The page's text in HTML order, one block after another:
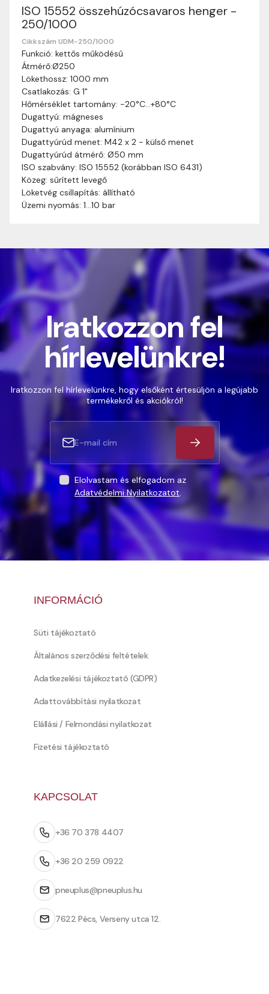
ISO 15552 összehúzócsavaros henger -
250/1000
Cikkszám UDM-250/1000
Funkció: kettős működésű
Átmérő:Ø250
Lökethossz: 1000 mm
Csatlakozás: G 1"
Hőmérséklet tartomány: -20°C…+80°C
Dugattyú: mágneses
Dugattyú anyaga: alumínium
Dugattyúrúd menet: M42 x 2 - külső menet
Dugattyúrúd átmérő: Ø50 mm
ISO szabvány: ISO 15552 (korábban ISO 6431)
Közeg: sűrített levegő
Löketvég csillapítás: állítható
Üzemi nyomás: 1…10 bar
Szállítási információk
Nagyon köszönjük, hogy webshopunkat választottátok
vásárlásaitokhoz. Az alábbiakban megtaláljátok szállítási
információinkat, hogy a vásárlásotok gördülékenyen és
zökkenőmentesen történhessen.
Szállítási idő:
munkanapon belül kézbesítjük. Amennyiben
valamilyen okból kifolyólag a szállítás hosszabb
ideig tart, előre értesítünk benneteket.
Szállítási díj: A szállítási díj függ a termék súlyától
és a szállítási cím távolságától. A pontos szállítási
díjat a vásárlás folyamata során megtekinthetitek,
mielőtt a rendelést véglegesítitek.
Iratkozzon fel
hírlevelünkre!
Iratkozzon fel hírlevelünkre, hogy elsőként értesüljön a legújabb
termékekről és akciókról!
Elolvastam és elfogadom az
Adatvédelmi Nyilatkozatot.
INFORMÁCIÓ
Süti tájékoztató
Általános szerződési feltételek
Adatkezelési tájékoztató (GDPR)
Adattovábbítási nyilatkozat
Elállási / Felmondási nyilatkozat
Fizetési tájékoztató
KAPCSOLAT
+36 70 378 4407
+36 20 259 0922
pneuplus@pneuplus.hu
7622 Pécs, Verseny utca 12.